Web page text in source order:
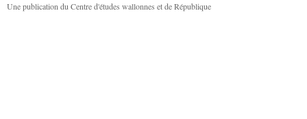
Une publication du Centre d'études wallonnes et de République